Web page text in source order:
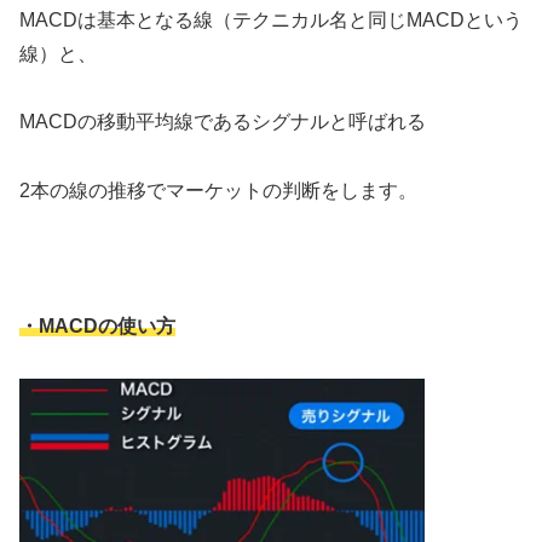
MACDは基本となる線（テクニカル名と同じMACDという
線）と、
MACDの移動平均線であるシグナルと呼ばれる
2本の線の推移でマーケットの判断をします。
・MACDの使い方